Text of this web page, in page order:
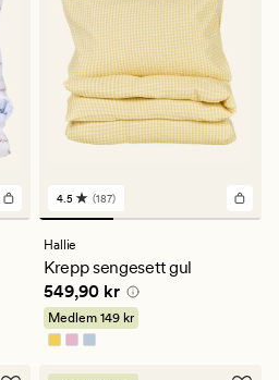
187
anmeldelser
med
gjennomsnittlig
vurdering
på
4.5
4.5 (187)
Hallie
Krepp sengesett gul
Pris 549,90 kr
549,90 kr
Medlem 149 kr